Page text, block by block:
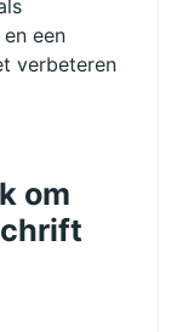
een
verbeteren
om